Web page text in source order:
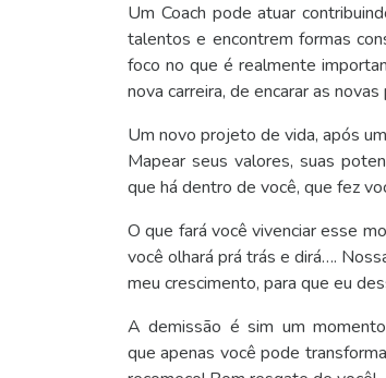
Um Coach pode atuar
talentos e encontrem formas
foco no que é realmente
nova carreira, de encarar as
Um novo projeto de vida, após
Mapear seus valores, suas
que há dentro de você, que fez
O que fará você vivenciar esse
você olhará prá trás e dirá….
meu crescimento, para que eu
A demissão é sim um
que apenas você pode